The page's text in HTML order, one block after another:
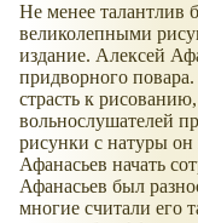
Не менее талантлив
великолепными
издание. Алексей
придворного
страсть к
вольнослушателей
рисунки с натуры
Афанасьев начать
Афанасьев был
многие считали